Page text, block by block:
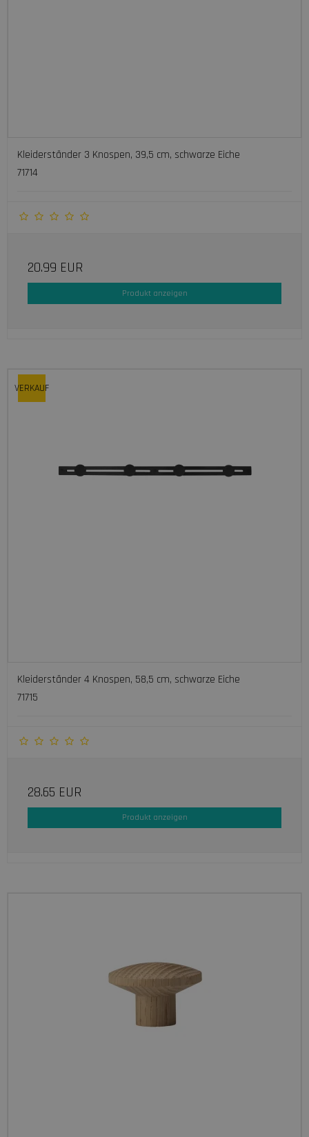
Kleiderständer 3 Knospen, 39,5 cm, schwarze Eiche
71714
20.99 EUR
Produkt anzeigen
VERKAUF
Kleiderständer 4 Knospen, 58,5 cm, schwarze Eiche
71715
28.65 EUR
Produkt anzeigen